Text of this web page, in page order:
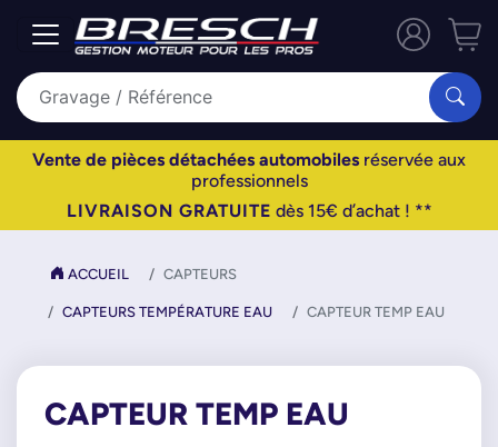
Vente de pièces détachées automobiles réservée aux
professionnels
LIVRAISON GRATUITE dès 15€ d’achat ! **
ACCUEIL CAPTEURS
CAPTEURS TEMPÉRATURE EAU CAPTEUR TEMP EAU
CAPTEUR TEMP EAU